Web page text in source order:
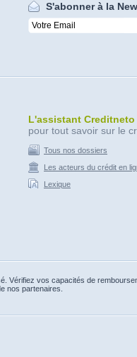
S'abonner à la
L'assistant Creditneto
pour tout savoir sur le
Tous nos dossiers
Les acteurs du crédit en
Lexique
Vérifiez vos capacités de
nos partenaires.